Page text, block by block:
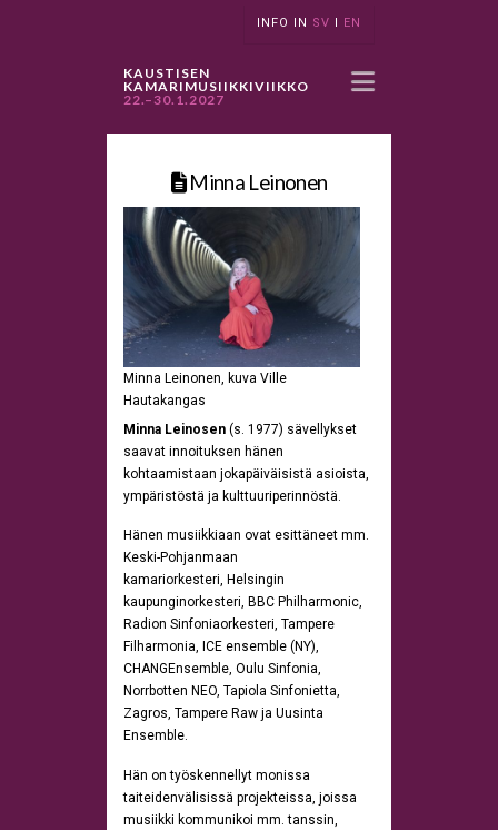
INFO IN SV I EN
KAUSTISEN
KAMARIMUSIIKKIVIIKKO
22.–30.1.2027
Minna Leinonen
Minna Leinonen, kuva Ville
Hautakangas
Minna Leinosen (s. 1977) sävellykset
saavat innoituksen hänen
kohtaamistaan jokapäiväisistä asioista,
ympäristöstä ja kulttuuriperinnöstä.
Hänen musiikkiaan ovat esittäneet mm.
Keski-Pohjanmaan
kamariorkesteri, Helsingin
kaupunginorkesteri, BBC Philharmonic,
Radion Sinfoniaorkesteri, Tampere
Filharmonia, ICE ensemble (NY),
CHANGEnsemble, Oulu Sinfonia,
Norrbotten NEO, Tapiola Sinfonietta,
Zagros, Tampere Raw ja Uusinta
Ensemble.
Hän on työskennellyt monissa
taiteidenvälisissä projekteissa, joissa
musiikki kommunikoi mm. tanssin,